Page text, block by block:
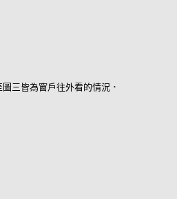
三皆為窗戶往外看的情況．